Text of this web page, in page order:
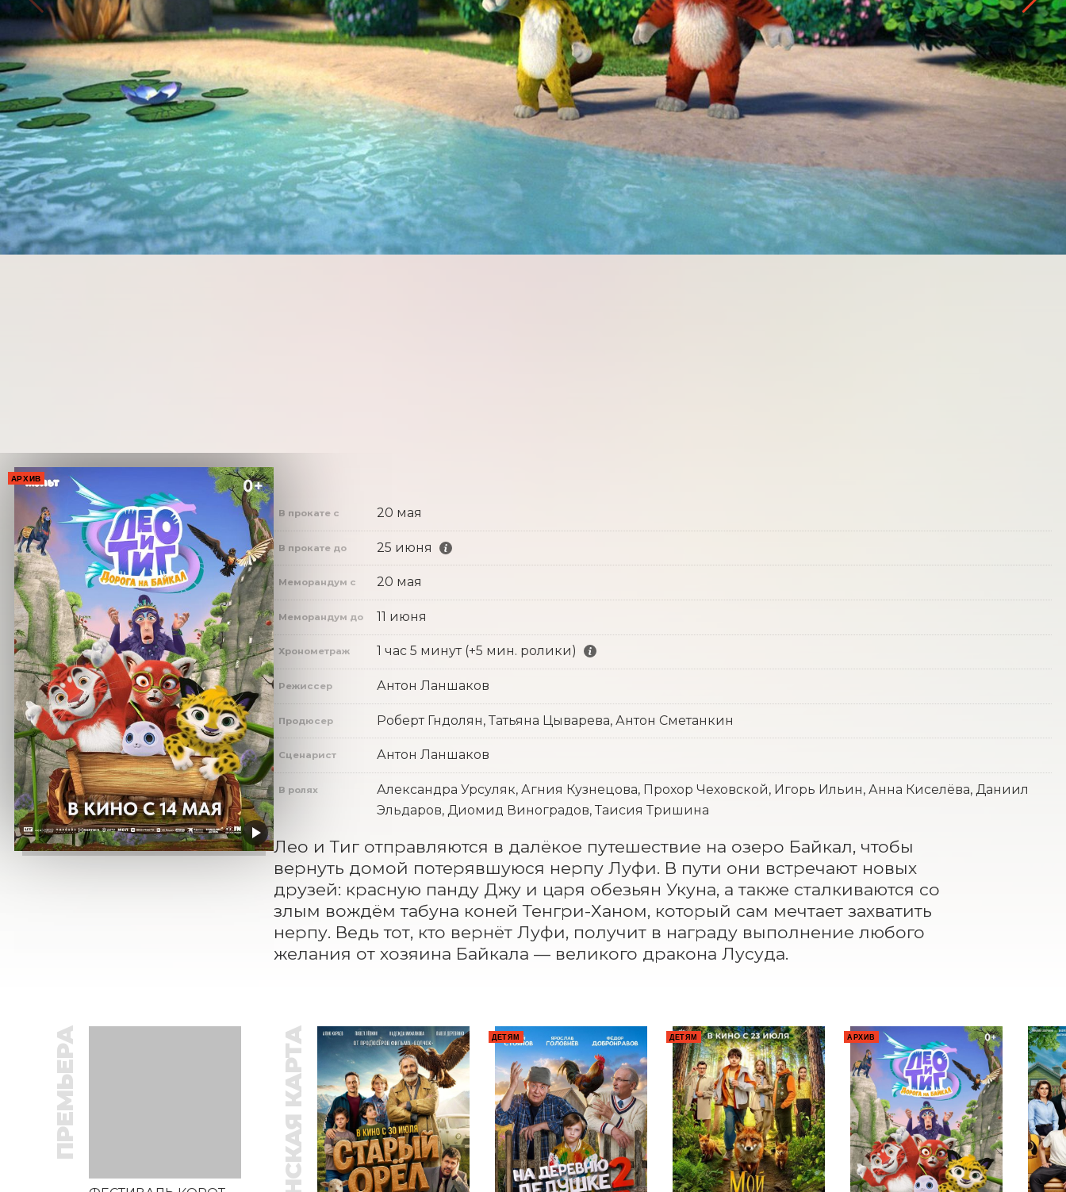
АРХИВ
В прокате с 20 мая
В прокате до 25 июня
Меморандум с 20 мая
Меморандум до 11 июня
Хронометраж 1 час 5 минут (+5 мин. ролики)
Режиссер Антон Ланшаков
Продюсер Роберт Гндолян, Татьяна Цыварева, Антон Сметанкин
Сценарист Антон Ланшаков
В ролях
Александра Урсуляк, Агния Кузнецова, Прохор Чеховской, Игорь Ильин, Анна Киселёва, Даниил
Эльдаров, Диомид Виноградов, Таисия Тришина
Лео и Тиг отправляются в далёкое путешествие на озеро Байкал, чтобы
вернуть домой потерявшуюся нерпу Луфи. В пути они встречают новых
друзей: красную панду Джу и царя обезьян Укуна, а также сталкиваются со
злым вождём табуна коней Тенгри-Ханом, который сам мечтает захватить
нерпу. Ведь тот, кто вернёт Луфи, получит в награду выполнение любого
желания от хозяина Байкала — великого дракона Лусуда.
ПРЕМЬЕРА ДЕТЯМ ДЕТЯМ АРХИВ